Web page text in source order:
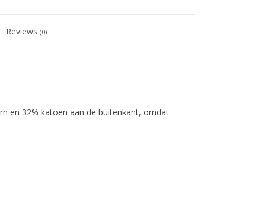
Reviews(0)
en 32% katoen aan de buitenkant, omdat